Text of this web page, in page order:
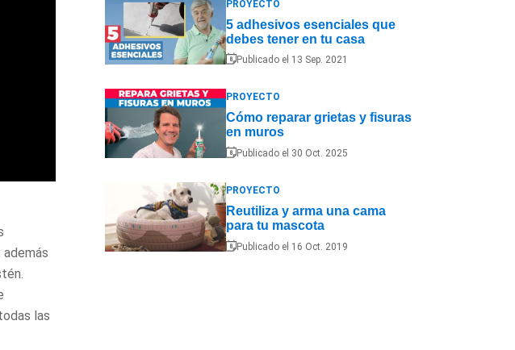
las
PROYECTO
5 adhesivos esenciales que
debes tener en tu casa
Publicado el 13 Sep. 2021
PROYECTO
Cómo reparar grietas y fisuras
en muros
Publicado el 30 Oct. 2025
PROYECTO
Reutiliza y arma una cama
para tu mascota
Publicado el 16 Oct. 2019